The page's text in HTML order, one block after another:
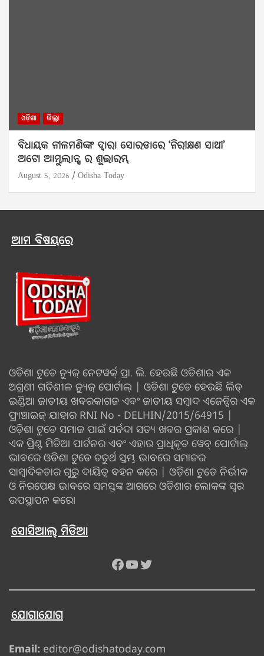
ଓଡ଼ିଶା ଜିଲ୍ଲା
ବିଧାୟକ ନୀଳମଣିଙ୍କ ଦ୍ବାରା ସୋରଡାରେ ‘ନିରୀକ୍ଷଣ ସାଥୀ’
ଅଟୋ ଆମ୍ବୁଲାନ୍ସ ର ଶୁଭାରମ୍ଭ
August 5, 2026 Odisha Today
ଆମ ବିଷୟରେ
ଓଡିଶା ଟୁଡେ ନ୍ୟୁଜ୍ ନେଟୱର୍କ୍ ପ୍ରା. ଲି. ହେଉଛି ଓଡିଶାର ଏକ
ଅଗ୍ରଣୀ ଗତିଶୀଳ ନ୍ୟୁଜ୍ ପୋର୍ଟାଲ୍ | ଓଡିଶା ଟୁଡେ ହେଉଛି ଲିଡ୍
ଇଣ୍ଡିଆ ଜାତୀୟ ଖବରକାଗଜ ଏବଂ ଜାତୀୟ ସମ୍ବାଦ ଏଜେନ୍ସିର ଏକ
ଫ୍ରାଞ୍ଚାଇଜ୍ ଯାହାର RNI No - DELHIN/2015/64915 |
ଓଡ଼ିଶା ଟୁଡେ ସମାଜ ପାଇଁ ସର୍ବଦା ସତ୍ୟ ଖବର ପ୍ରକାଶ କରେ |
ଏକ ପ୍ରିଣ୍ଟ ମିଡିଆ ପାର୍ଟନର ଏବଂ ଏହାର ପ୍ରାଧିକୃତ ୱେବ୍ ପୋର୍ଟାଲ୍
ଭାବରେ ଓଡିଶା ଟୁଡେ ଚତୁର୍ଥ ସ୍ତମ୍ଭ ଭାବରେ ସମାଜର
ସାମ୍ବାଦିକତାର ଗୁରୁ ଦାୟିତ୍ବ ବହନ କରେ | ଓଡ଼ିଶା ଟୁଡେ ନିର୍ଭୀକ
ଓ ନିରପେକ୍ଷ ଭାବରେ ସମସ୍ତଙ୍କ ଆଗରେ ଓଡିଶାର ଲୋକଙ୍କ ସ୍ୱର
ଉପସ୍ଥାପନ କରେ।
ସୋସିଆଲ୍ ମିଡିଆ
Facebook
YouTube
Twitter
ଯୋଗାଯୋଗ
Email: editor@odishatoday.com